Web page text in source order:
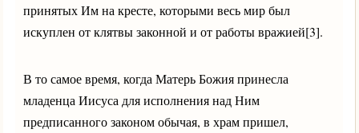
принятых Им на кресте, которыми весь мир был
искуплен от клятвы законной и от работы вражией[3].
В то самое время, когда Матерь Божия принесла
младенца Иисуса для исполнения над Ним
предписанного законом обычая, в храм пришел,